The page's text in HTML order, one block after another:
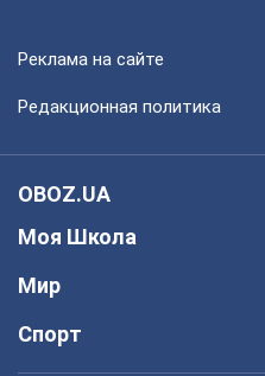
Реклама на сайте
Редакционная политика
OBOZ.UA
Моя Школа
Мир
Спорт